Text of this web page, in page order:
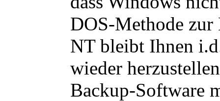
DOS-Methode
NT bleibt Ihnen
wieder
Backup-Software